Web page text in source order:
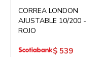
CORREA LONDON
AJUSTABLE 10/200 -
ROJO
$ 539